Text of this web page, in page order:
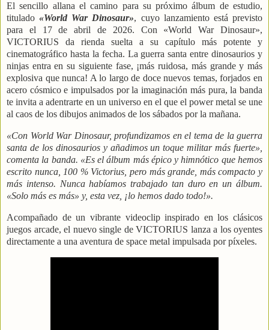
El sencillo allana el camino para su próximo álbum de estudio,
titulado «World War Dinosaur», cuyo lanzamiento está previsto
para el 17 de abril de 2026. Con «World War Dinosaur»,
VICTORIUS da rienda suelta a su capítulo más potente y
cinematográfico hasta la fecha. La guerra santa entre dinosaurios y
ninjas entra en su siguiente fase, ¡más ruidosa, más grande y más
explosiva que nunca! A lo largo de doce nuevos temas, forjados en
acero cósmico e impulsados por la imaginación más pura, la banda
te invita a adentrarte en un universo en el que el power metal se une
al caos de los dibujos animados de los sábados por la mañana.
«Con World War Dinosaur, profundizamos en el tema de la guerra
santa de los dinosaurios y añadimos un toque militar más fuerte»,
comenta la banda. «Es el álbum más épico y himnótico que hemos
escrito nunca, 100 % Victorius, pero más grande, más compacto y
más intenso. Nunca habíamos trabajado tan duro en un álbum.
«Solo más es más» y, esta vez, ¡lo hemos dado todo!».
Acompañado de un vibrante videoclip inspirado en los clásicos
juegos arcade, el nuevo single de VICTORIUS lanza a los oyentes
directamente a una aventura de space metal impulsada por píxeles.